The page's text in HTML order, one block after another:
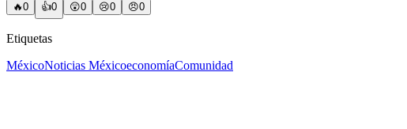
🔥0 👍0 😲0 😢0 😠0
Etiquetas
MéxicoNoticias MéxicoeconomíaComunidad